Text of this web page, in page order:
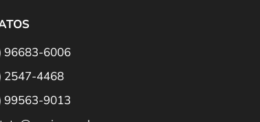
96683-6006
2547-4468
99563-9013